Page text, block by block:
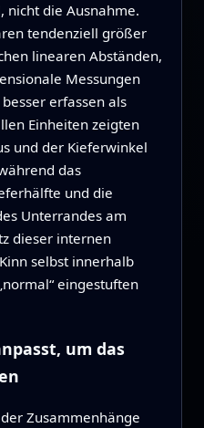
nicht die Ausnahme.
tendenziell größer
linearen Abständen,
Messungen
erfassen als
Einheiten zeigten
und der Kieferwinkel
das
und die
Unterrandes am
dieser internen
selbst innerhalb
eingestuften
um das
Zusammenhänge